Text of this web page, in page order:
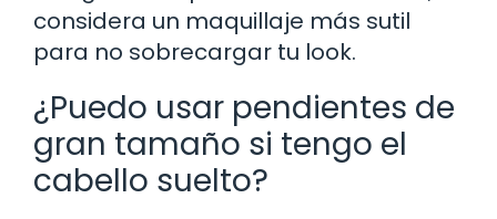
considera un maquillaje más sutil
para no sobrecargar tu look.
¿Puedo usar pendientes de
gran tamaño si tengo el
cabello suelto?